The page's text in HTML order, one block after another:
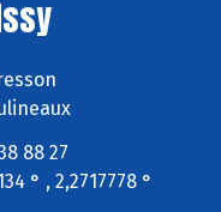
88 27
° , 2,2717778 °